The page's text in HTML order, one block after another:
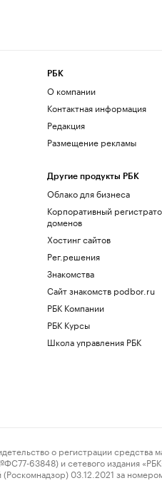
РБК
О компании
Контактная информация
Редакция
Размещение рекламы
Другие продукты РБК
Облако для бизнеса
Корпоративный
доменов
Хостинг сайтов
Рег.решения
Знакомства
Сайт знакомств podbor.ru
РБК Компании
РБК Курсы
Школа управления РБК
о регистрации средства
63848) и сетевого издания
(Роскомнадзор) 03.12.2021 за